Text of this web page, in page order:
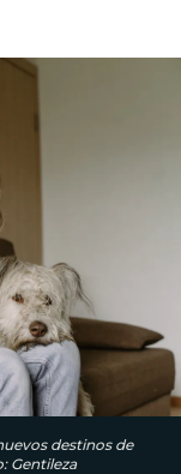
destinos de
Gentileza